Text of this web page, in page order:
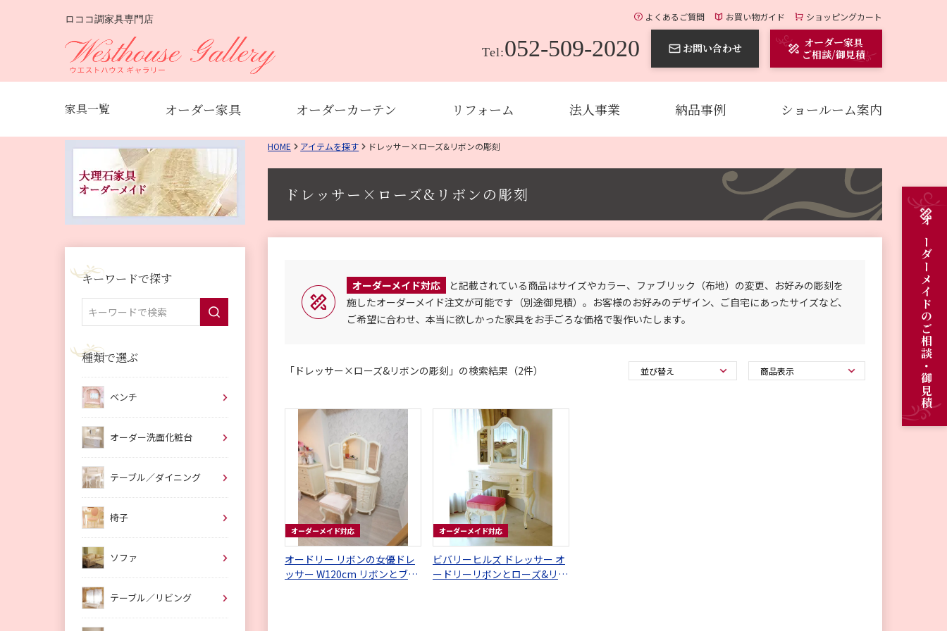
よくあるご質問 お買い物ガイド ショッピングカート
ロココ調家具専門店
Tel:052-509-2020 お問い合わせ
オーダー家具
ご相談/御見積
家具一覧 オーダー家具 オーダーカーテン リフォーム 法人事業 納品事例 ショールーム案内
オーダーメイドのご相談・御見積
HOME アイテムを探す ドレッサー×ローズ&リボンの彫刻
ドレッサー×ローズ&リボンの彫刻
オーダーメイド対応
と記載されている商品はサイズやカラー、ファブリック（布地）の変更、お好みの彫刻を
施したオーダーメイド注文が可能です（別途御見積）。お客様のお好みのデザイン、ご自宅にあったサイズなど、
ご希望に合わせ、本当に欲しかった家具をお手ごろな価格で製作いたします。
「ドレッサー×ローズ&リボンの彫刻」の検索結果（2件）
オーダーメイド対応
オードリー リボンの女優ドレ
ッサー W120cm リボンとブー
オーダーメイド対応
ビバリーヒルズ ドレッサー オ
ードリーリボンとローズ&リボ
キーワードで探す
種類で選ぶ
ベンチ
オーダー洗面化粧台
テーブル／ダイニング
椅子
ソファ
テーブル／リビング